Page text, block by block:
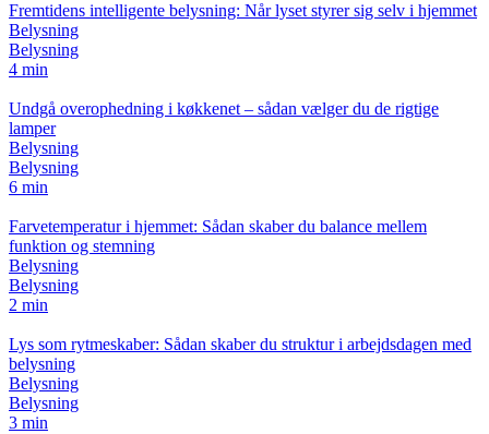
Fremtidens intelligente belysning: Når lyset styrer sig selv i hjemmet
Belysning
Belysning
4 min
Undgå overophedning i køkkenet – sådan vælger du de rigtige
lamper
Belysning
Belysning
6 min
Farvetemperatur i hjemmet: Sådan skaber du balance mellem
funktion og stemning
Belysning
Belysning
2 min
Lys som rytmeskaber: Sådan skaber du struktur i arbejdsdagen med
belysning
Belysning
Belysning
3 min